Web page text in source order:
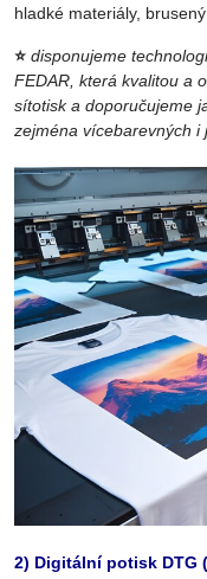
hladké materiály, brusený
⭐ disponujeme
FEDAR, která kvalitou a
sítotisk a doporučujeme
zejména vícebarevných i
2) Digitální potisk DTG